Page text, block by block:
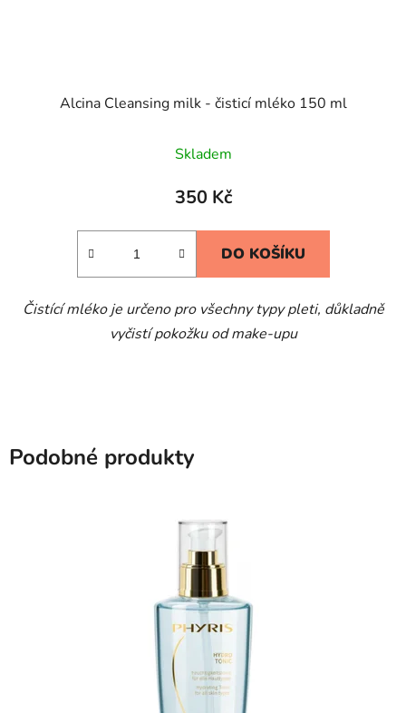
Alcina Cleansing milk - čisticí mléko 150 ml
Skladem
350 Kč
DO KOŠÍKU
Čistící mléko je určeno pro všechny typy pleti, důkladně
vyčistí pokožku od make-upu
Podobné produkty